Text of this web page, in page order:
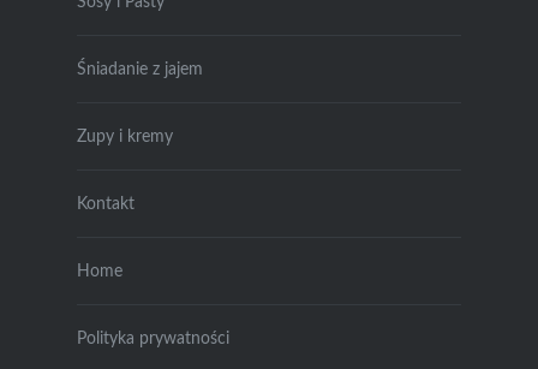
Śniadanie z jajem
Zupy i kremy
Kontakt
Home
Polityka prywatności